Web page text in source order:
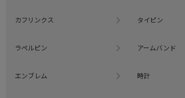
カフリンクス タイピン
ラペルピン アームバンド
エンブレム 時計